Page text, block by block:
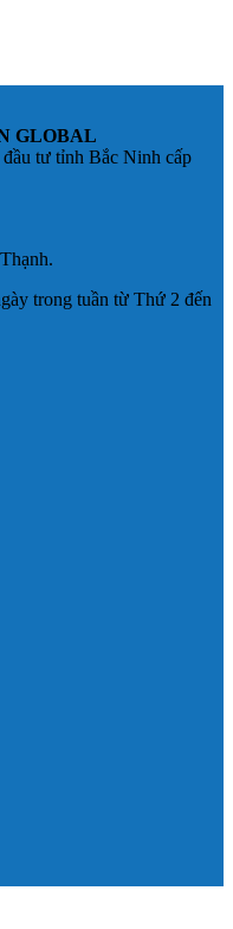
GLOBAL
tư tỉnh Bắc Ninh cấp
trong tuần từ Thứ 2 đến